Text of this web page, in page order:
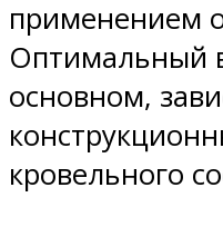
применением
Оптимальный
основном,
кровельного